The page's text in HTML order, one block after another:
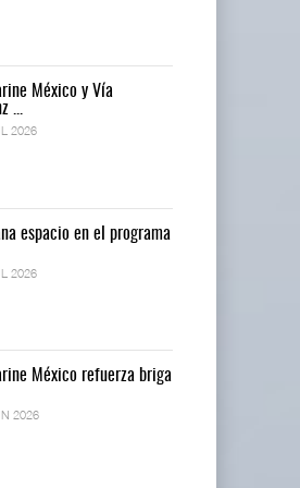
ramal
ferroviario ...
México y Vía
...
2026
espacio en el programa
2026
México refuerza briga
2026